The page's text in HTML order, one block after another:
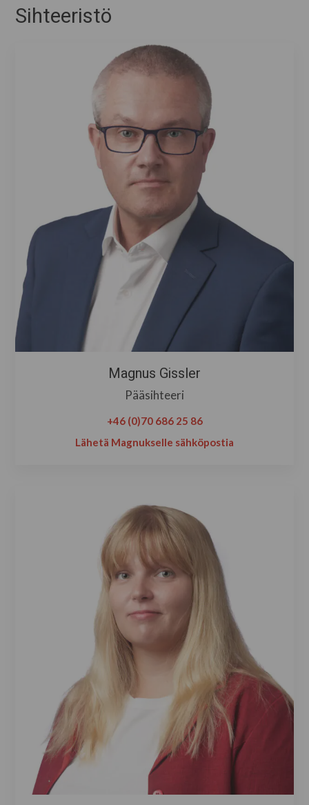
Sihteeristö
Magnus Gissler
Pääsihteeri
+46 (0)70 686 25 86
Lähetä Magnukselle sähköpostia